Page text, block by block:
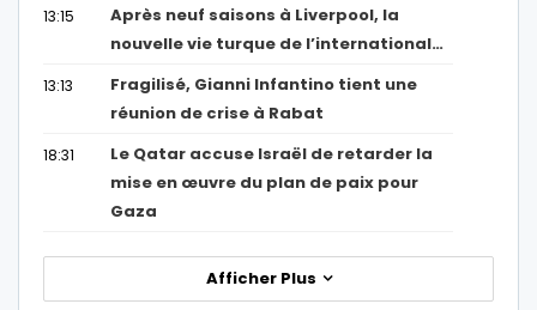
13:15
Après neuf saisons à Liverpool, la
nouvelle vie turque de l’international…
13:13
Fragilisé, Gianni Infantino tient une
réunion de crise à Rabat
18:31
Le Qatar accuse Israël de retarder la
mise en œuvre du plan de paix pour
Gaza
Afficher Plus